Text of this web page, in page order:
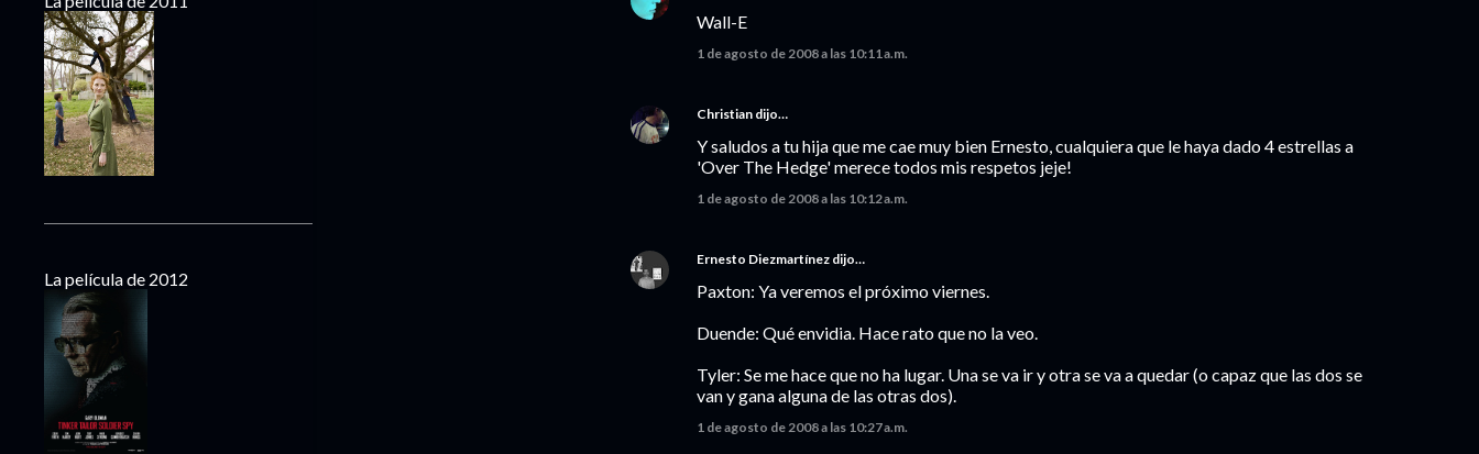
Wall-E
1 de agosto de 2008 a las 10:11 a.m.
Christian dijo…
Y saludos a tu hija que me cae muy bien Ernesto, cualquiera que le haya dado 4 estrellas a
'Over The Hedge' merece todos mis respetos jeje!
1 de agosto de 2008 a las 10:12 a.m.
Ernesto Diezmartínez dijo…
Paxton: Ya veremos el próximo viernes.
Duende: Qué envidia. Hace rato que no la veo.
Tyler: Se me hace que no ha lugar. Una se va ir y otra se va a quedar (o capaz que las dos se
van y gana alguna de las otras dos).
1 de agosto de 2008 a las 10:27 a.m.
La película de 2012